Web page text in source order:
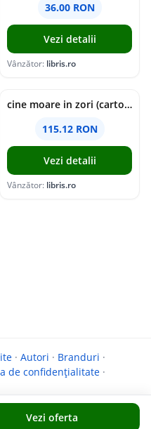
Vezi oferta
36.00 RON
Vezi detalii
Vânzător: libris.ro
cine moare in zori (cartonata) - holly jackson
115.12 RON
Vezi detalii
Vânzător: libris.ro
· Autori · Branduri ·
de confidențialitate ·